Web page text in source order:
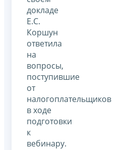
докладе
Е.С.
Коршун
ответила
на
вопросы,
поступившие
от
налогоплательщиков
в ходе
подготовки
к
вебинару.